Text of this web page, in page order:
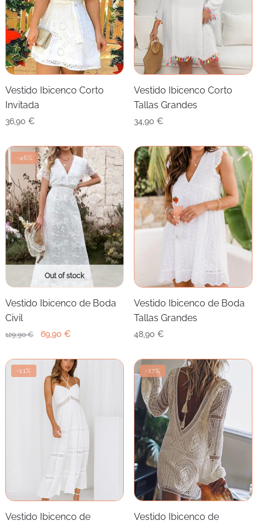
Vestido Ibicenco Corto
Invitada
36,90 €
Vestido Ibicenco Corto
Tallas Grandes
34,90€
-46%
Out of stock
Vestido Ibicenco de Boda
Civil
129,90€
El
original
era:
129,90 €.
69,90 €El
actual
es:
69,90 €.
Vestido Ibicenco de Boda
Tallas Grandes
48,90€
-11%
Vestido Ibicenco de
-17%
Vestido Ibicenco de